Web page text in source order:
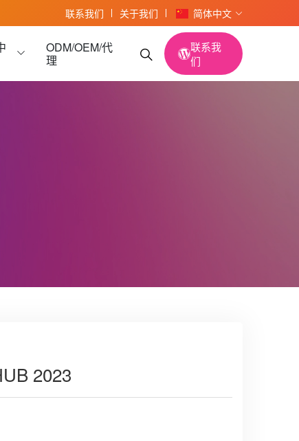
联系我们 关于我们 简体中文
ODM/OEM/代
理
联系我
们
2023